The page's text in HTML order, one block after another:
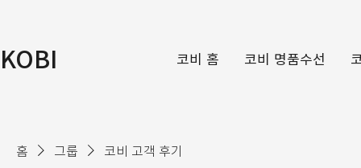
KOBI 코비 홈 코비 명품수선
홈 그룹 코비 고객 후기